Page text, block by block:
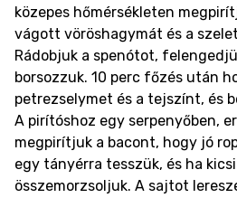
közepes hőmérsékleten
vágott vöröshagymát és a
Rádobjuk a spenótot,
borsozzuk. 10 perc főzés után
petrezselymet és a tejszínt, és
A pirítóshoz egy serpenyőben,
megpirítjuk a bacont, hogy jó
egy tányérra tesszük, és ha
összemorzsoljuk. A sajtot